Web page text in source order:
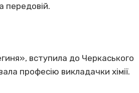
передовій.
вступила до Черкаського
професію викладачки хімії.